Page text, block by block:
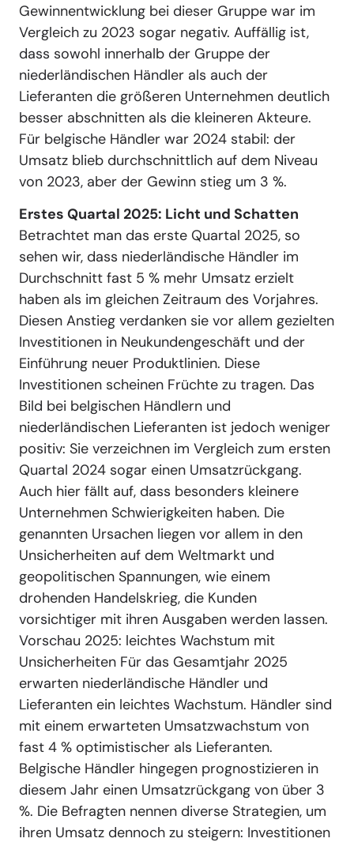
Gewinnentwicklung bei dieser Gruppe war im
Vergleich zu 2023 sogar negativ. Auffällig ist,
dass sowohl innerhalb der Gruppe der
niederländischen Händler als auch der
Lieferanten die größeren Unternehmen deutlich
besser abschnitten als die kleineren Akteure.
Für belgische Händler war 2024 stabil: der
Umsatz blieb durchschnittlich auf dem Niveau
von 2023, aber der Gewinn stieg um 3 %.
Erstes Quartal 2025: Licht und Schatten
Betrachtet man das erste Quartal 2025, so
sehen wir, dass niederländische Händler im
Durchschnitt fast 5 % mehr Umsatz erzielt
haben als im gleichen Zeitraum des Vorjahres.
Diesen Anstieg verdanken sie vor allem gezielten
Investitionen in Neukundengeschäft und der
Einführung neuer Produktlinien. Diese
Investitionen scheinen Früchte zu tragen. Das
Bild bei belgischen Händlern und
niederländischen Lieferanten ist jedoch weniger
positiv: Sie verzeichnen im Vergleich zum ersten
Quartal 2024 sogar einen Umsatzrückgang.
Auch hier fällt auf, dass besonders kleinere
Unternehmen Schwierigkeiten haben. Die
genannten Ursachen liegen vor allem in den
Unsicherheiten auf dem Weltmarkt und
geopolitischen Spannungen, wie einem
drohenden Handelskrieg, die Kunden
vorsichtiger mit ihren Ausgaben werden lassen.
Vorschau 2025: leichtes Wachstum mit
Unsicherheiten Für das Gesamtjahr 2025
erwarten niederländische Händler und
Lieferanten ein leichtes Wachstum. Händler sind
mit einem erwarteten Umsatzwachstum von
fast 4 % optimistischer als Lieferanten.
Belgische Händler hingegen prognostizieren in
diesem Jahr einen Umsatzrückgang von über 3
%. Die Befragten nennen diverse Strategien, um
ihren Umsatz dennoch zu steigern: Investitionen